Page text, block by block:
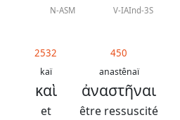
N-ASM V-IAInd-3S
2532
kaï
καὶ
et
450
anastênaï
ἀναστῆναι
être ressuscité
Bible